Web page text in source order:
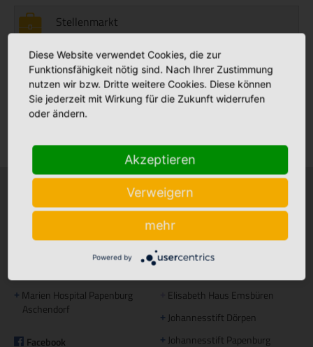
Stellenmarkt
Babyalbum
Krankenhäuser
Borromäus Hospital Leer
+ Marien Hospital Papenburg
Aschendorf
Facebook
Stationäre Pflege
+Maria Anna Haus Lengerich
St. Katharina Haus Thuine
Elisabeth Haus Emsbüren
+ Johannesstift Dörpen
+ Johannesstift Papenburg
Diese Website verwendet Cookies, die zur
Funktionsfähigkeit nötig sind. Nach Ihrer Zustimmung
nutzen wir bzw. Dritte weitere Cookies. Diese können
Sie jederzeit mit Wirkung für die Zukunft widerrufen
oder ändern.
Akzeptieren
Verweigern
mehr
Powered by